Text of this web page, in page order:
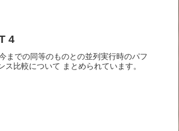
4
までの同等のものとの並列実行時のパフ
比較について まとめられています。